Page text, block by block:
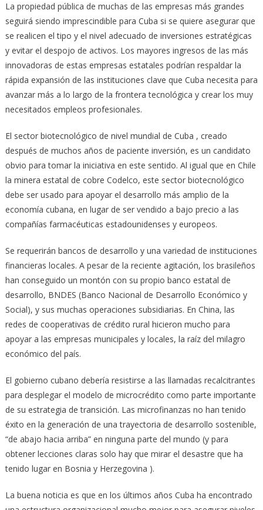
La propiedad pública de muchas de las empresas más grandes
seguirá siendo imprescindible para Cuba si se quiere asegurar que
se realicen el tipo y el nivel adecuado de inversiones estratégicas
y evitar el despojo de activos. Los mayores ingresos de las más
innovadoras de estas empresas estatales podrían respaldar la
rápida expansión de las instituciones clave que Cuba necesita para
avanzar más a lo largo de la frontera tecnológica y crear los muy
necesitados empleos profesionales.
El sector biotecnológico de nivel mundial de Cuba , creado
después de muchos años de paciente inversión, es un candidato
obvio para tomar la iniciativa en este sentido. Al igual que en Chile
la minera estatal de cobre Codelco, este sector biotecnológico
debe ser usado para apoyar el desarrollo más amplio de la
economía cubana, en lugar de ser vendido a bajo precio a las
compañías farmacéuticas estadounidenses y europeos.
Se requerirán bancos de desarrollo y una variedad de instituciones
financieras locales. A pesar de la reciente agitación, los brasileños
han conseguido un montón con su propio banco estatal de
desarrollo, BNDES (Banco Nacional de Desarrollo Económico y
Social), y sus muchas operaciones subsidiarias. En China, las
redes de cooperativas de crédito rural hicieron mucho para
apoyar a las empresas municipales y locales, la raíz del milagro
económico del país.
El gobierno cubano debería resistirse a las llamadas recalcitrantes
para desplegar el modelo de microcrédito como parte importante
de su estrategia de transición. Las microfinanzas no han tenido
éxito en la generación de una trayectoria de desarrollo sostenible,
“de abajo hacia arriba” en ninguna parte del mundo (y para
obtener lecciones claras solo hay que mirar el desastre que ha
tenido lugar en Bosnia y Herzegovina ).
La buena noticia es que en los últimos años Cuba ha encontrado